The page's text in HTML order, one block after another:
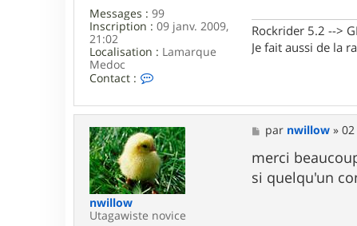
Messages : 99
Inscription : 09 janv. 2009,
21:02
Localisation : Lamarque
Medoc
Contact :
n
t
a
c
t
e
r
d
v
Rockrider 5.2 -->
Je fait aussi de la
nwillow
Utagawiste novice
M
e
s
s
a
par nwillow »
merci
si quelqu'un